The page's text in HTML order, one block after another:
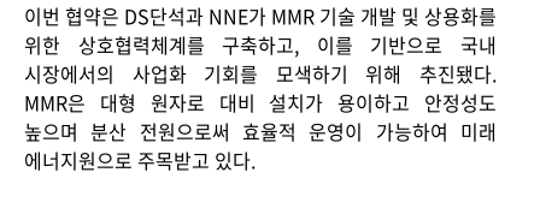
Careers IR
이번 협약은 DS단석과 NNE가 MMR 기술 개발 및 상용화를
위한 상호협력체계를 구축하고, 이를 기반으로 국내
시장에서의 사업화 기회를 모색하기 위해 추진됐다.
MMR은 대형 원자로 대비 설치가 용이하고 안정성도
높으며 분산 전원으로써 효율적 운영이 가능하여 미래
에너지원으로 주목받고 있다.